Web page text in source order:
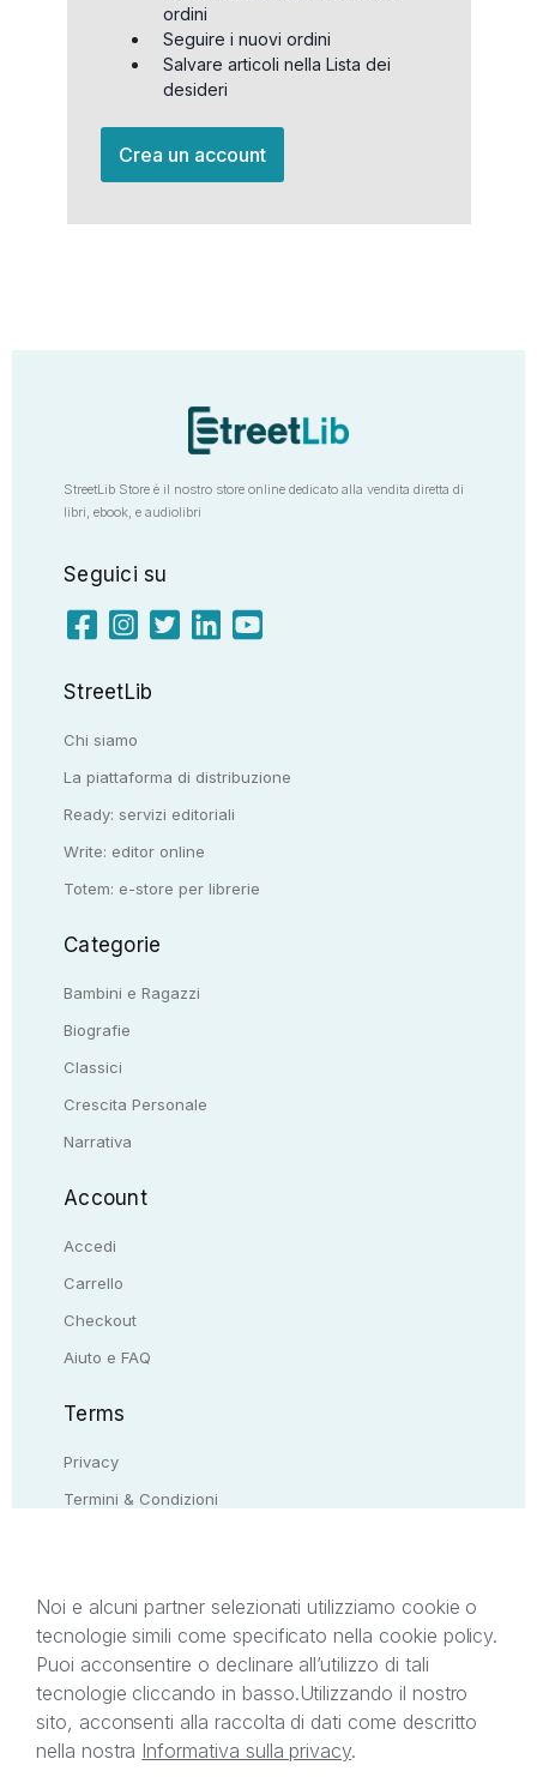
ordini
Seguire i nuovi ordini
Salvare articoli nella Lista dei
desideri
Crea un account
StreetLib Store è il nostro store online dedicato alla vendita diretta di
libri, ebook, e audiolibri
Seguici su
StreetLib
Chi siamo
La piattaforma di distribuzione
Ready: servizi editoriali
Write: editor online
Totem: e-store per librerie
Categorie
Bambini e Ragazzi
Biografie
Classici
Crescita Personale
Narrativa
Account
Accedi
Carrello
Checkout
Aiuto e FAQ
Terms
Privacy
Termini & Condizioni
Il presente sito web è di proprietà di StreetLib S.r.l.
C.F. e P.IVA 05338720963. StreetLib S.r.l. è
titolare di tutti i diritti di proprietà intellettuale
afferenti ai marchi, loghi e segni distintivi presenti
sul sito web. Si invita l’utente a prendere visione
Noi e alcuni partner selezionati utilizziamo cookie o
tecnologie simili come specificato nella cookie policy.
Puoi acconsentire o declinare all’utilizzo di tali
tecnologie cliccando in basso.Utilizzando il nostro
sito, acconsenti alla raccolta di dati come descritto
nella nostra Informativa sulla privacy.